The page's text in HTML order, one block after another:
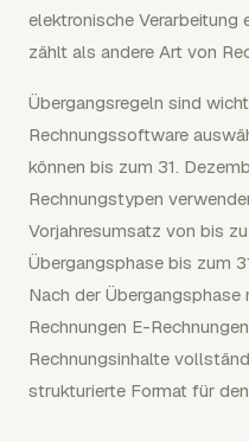
elektronische Verarbeitung
zählt als andere Art von
Übergangsregeln sind
Rechnungssoftware
können bis zum 31.
Rechnungstypen
Vorjahresumsatz von bis
Übergangsphase bis zum
Nach der
Rechnungen E-
Rechnungsinhalte
strukturierte Format für